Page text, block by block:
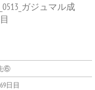
ガジュマル成
⑥
日目